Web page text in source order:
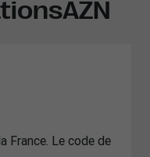
France. Le code de